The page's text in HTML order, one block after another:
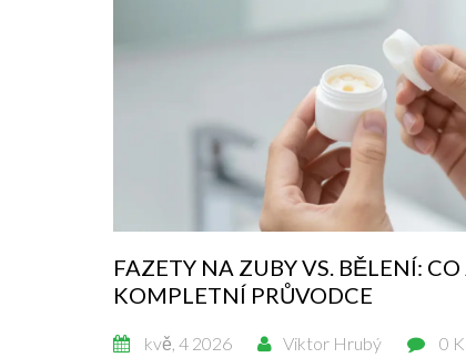
FAZETY NA ZUBY VS. BĚLENÍ: CO
KOMPLETNÍ PRŮVODCE
kvě, 4 2026 Viktor Hrubý
0